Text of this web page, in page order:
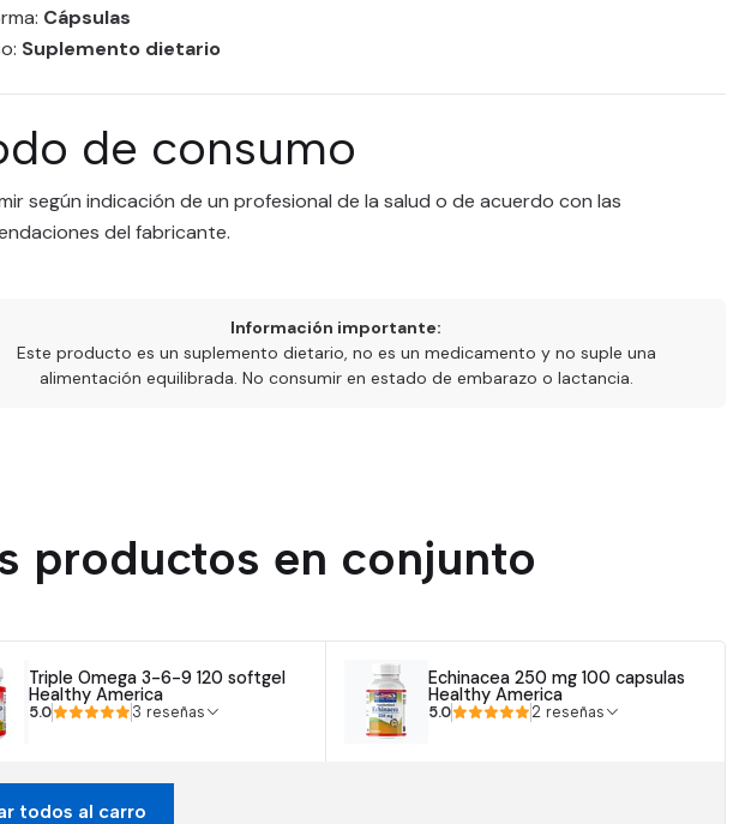
Cápsulas
Suplemento dietario
de consumo
según indicación de un profesional de la salud o de acuerdo con las
del fabricante.
Información importante:
Este producto es un suplemento dietario, no es un medicamento y no suple una
alimentación equilibrada. No consumir en estado de embarazo o lactancia.
productos en conjunto
Triple Omega 3-6-9 120 softgel
Healthy America
5.0 3 reseñas
Echinacea 250 mg 100 capsulas
Healthy America
5.0 2 reseñas
todos al carro